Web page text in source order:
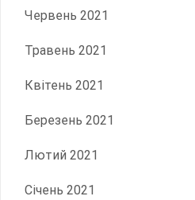
Червень 2021
Травень 2021
Квітень 2021
Березень 2021
Лютий 2021
Січень 2021